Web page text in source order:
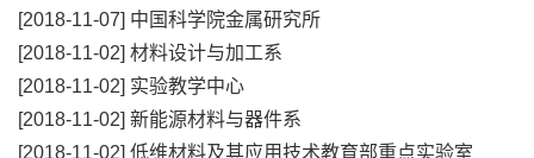
[2018-11-07] 中国科学院金属研究所
[2018-11-02] 材料设计与加工系
[2018-11-02] 实验教学中心
[2018-11-02] 新能源材料与器件系
[2018-11-02] 低维材料及其应用技术教育部重点实验室